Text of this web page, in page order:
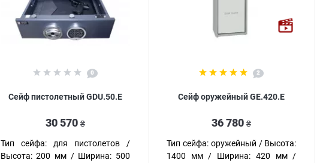
0
Сейф пистолетный GDU.50.E
30 570 ₴
Тип сейфа:
для пистолетов
Высота: 200 мм Ширина: 500
2
Сейф оружейный GE.420.E
36 780₴
Тип сейфа: оружейный
Высота:
1400 мм
Ширина: 420 мм